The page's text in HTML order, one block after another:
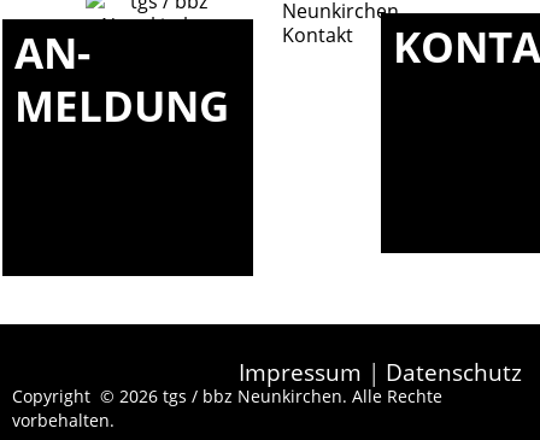
AN-
MELDUNG
Copyright © 2026 tgs / bbz Neunkirchen. Alle Rechte
vorbehalten.
Impressum | Datenschutz